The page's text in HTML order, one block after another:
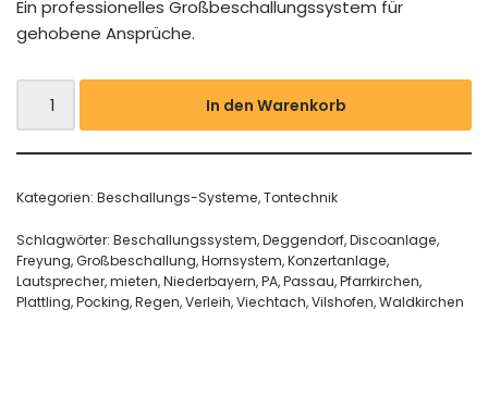
Ein professionelles Großbeschallungssystem für
gehobene Ansprüche.
In den Warenkorb
Kategorien: Beschallungs-Systeme,Tontechnik
Schlagwörter: Beschallungssystem,Deggendorf,Discoanlage,
Freyung,Großbeschallung,Hornsystem,Konzertanlage,
Lautsprecher,mieten,Niederbayern,PA,Passau,Pfarrkirchen,
Plattling,Pocking,Regen,Verleih,Viechtach,Vilshofen,Waldkirchen